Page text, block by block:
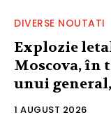
DIVERSE NOUTATI
Explozie
Moscova, în
unui
1 AUGUST 2026